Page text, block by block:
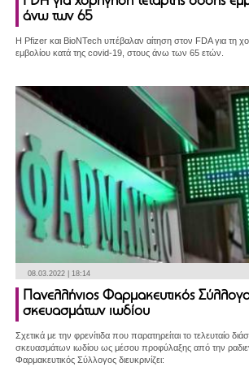
άνω των 65
Η Pfizer και BioNTech υπέβαλαν αίτηση στον FDA για τη
εμβολίου κατά της covid-19, στους άνω των 65 ετών.
08.03.2022 | 18:14
Πανελλήνιος Φαρμακευτικός
σκευασμάτων ιωδίου
Σχετικά με την φρενίτιδα που παρατηρείται το τελευταίο
σκευασμάτων ιωδίου ως μέσου προφύλαξης από την
Φαρμακευτικός Σύλλογος διευκρινίζει: